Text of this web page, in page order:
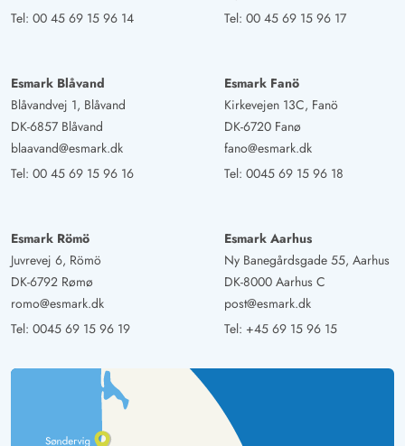
Tel: 00 45 69 15 96 14
Tel: 00 45 69 15 96 17
Esmark Blåvand
Blåvandvej 1, Blåvand
DK-6857 Blåvand
blaavand@esmark.dk
Tel: 00 45 69 15 96 16
Esmark Fanö
Kirkevejen 13C, Fanö
DK-6720 Fanø
fano@esmark.dk
Tel: 0045 69 15 96 18
Esmark Römö
Juvrevej 6, Römö
DK-6792 Rømø
romo@esmark.dk
Tel: 0045 69 15 96 19
Esmark Aarhus
Ny Banegårdsgade 55, Aarhus
DK-8000 Aarhus C
post@esmark.dk
Tel: +45 69 15 96 15